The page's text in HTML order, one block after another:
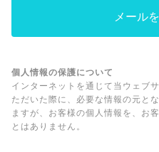
個人情報の保護について
インターネットを通じて当ウェブ
ただいた際に、必要な情報の元と
ますが、お客様の個人情報を、お
とはありません。